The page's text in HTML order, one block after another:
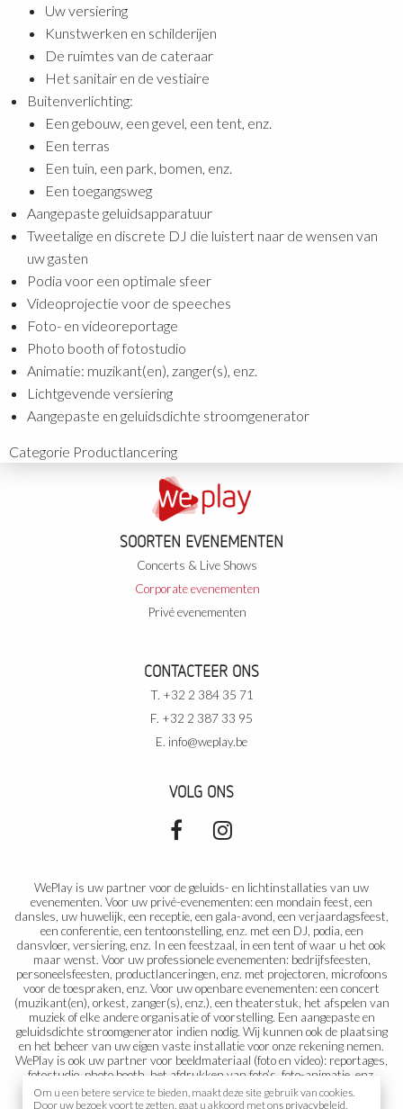
Uw versiering
Kunstwerken en schilderijen
De ruimtes van de cateraar
Het sanitair en de vestiaire
Buitenverlichting:
Een gebouw, een gevel, een tent, enz.
Een terras
Een tuin, een park, bomen, enz.
Een toegangsweg
Aangepaste geluidsapparatuur
Tweetalige en discrete DJ die luistert naar de wensen van
uw gasten
Podia voor een optimale sfeer
Videoprojectie voor de speeches
Foto- en videoreportage
Photo booth of fotostudio
Animatie: muzikant(en), zanger(s), enz.
Lichtgevende versiering
Aangepaste en geluidsdichte stroomgenerator
Categorie Productlancering
SOORTEN EVENEMENTEN
Concerts & Live Shows
Corporate evenementen
Privé evenementen
CONTACTEER ONS
T. +32 2 384 35 71
F. +32 2 387 33 95
E. info@weplay.be
VOLG ONS
WePlay is uw partner voor de geluids- en lichtinstallaties van uw
evenementen. Voor uw privé-evenementen: een mondain feest, een
dansles, uw huwelijk, een receptie, een gala-avond, een verjaardagsfeest,
een conferentie, een tentoonstelling, enz. met een DJ, podia, een
dansvloer, versiering, enz. In een feestzaal, in een tent of waar u het ook
maar wenst. Voor uw professionele evenementen: bedrijfsfeesten,
personeelsfeesten, productlanceringen, enz. met projectoren, microfoons
voor de toespraken, enz. Voor uw openbare evenementen: een concert
(muzikant(en), orkest, zanger(s), enz.), een theaterstuk, het afspelen van
muziek of elke andere organisatie of voorstelling. Een aangepaste en
geluidsdichte stroomgenerator indien nodig. Wij kunnen ook de plaatsing
en het beheer van uw eigen vaste installatie voor onze rekening nemen.
WePlay is ook uw partner voor beeldmateriaal (foto en video): reportages,
fotostudio, photo booth, het afdrukken van foto’s, foto-animatie, enz.
Om u een betere service te bieden, maakt deze site gebruik van cookies.
Door uw bezoek voort te zetten, gaat u akkoord met ons privacybeleid.